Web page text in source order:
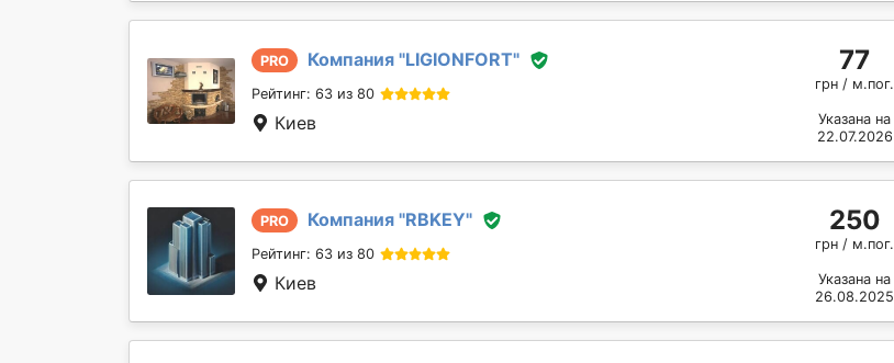
PRO Компания "LIGIONFORT"
Рейтинг: 63 из 80
Киев
77
грн / м.пог.
Указана на
22.07.2026
PRO Компания "RBKEY"
Рейтинг: 63 из 80
Киев
250
грн / м.пог.
Указана на
26.08.2025